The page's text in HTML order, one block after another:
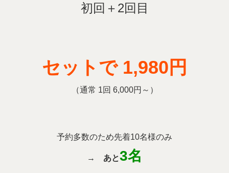
初回＋2回目
セットで 1,980円
（通常 1回 6,000円～）
予約多数のため先着10名様のみ
→ あと3名